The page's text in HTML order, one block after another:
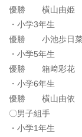
優勝 横山由姫
・小学3年生
優勝 小池歩日菜
・小学5年生
優勝 箱﨑彩花
・小学6年生
優勝 横山由依
〇男子組手
・小学1年生